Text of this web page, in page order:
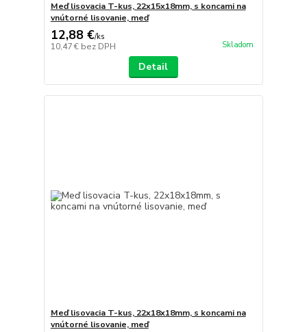
Meď lisovacia T-kus, 22x15x18mm, s koncami na
vnútorné lisovanie, meď
12,88 €/ks
10,47 € bez DPH Skladom
Detail
Meď lisovacia T-kus, 22x18x18mm, s koncami na
vnútorné lisovanie, meď